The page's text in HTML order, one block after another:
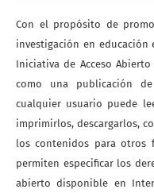
Con el propósito de
investigación en educación
Iniciativa de Acceso
como una publicación
cualquier usuario puede
imprimirlos, descargarlos,
los contenidos para otros
permiten especificar los
abierto disponible en